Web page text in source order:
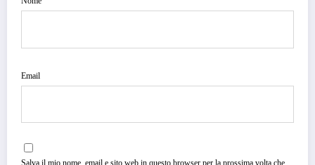
Email
Salva il mio nome, email e sito web in questo browser per la prossima volta che